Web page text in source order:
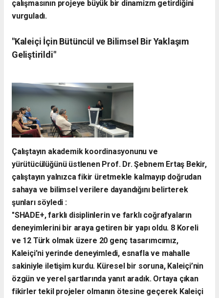
çalışmasının projeye büyük bir dinamizm getirdiğini
vurguladı.
​"Kaleiçi İçin Bütüncül ve Bilimsel Bir Yaklaşım
Geliştirildi"
​Çalıştayın akademik koordinasyonunu ve
yürütücülüğünü üstlenen Prof. Dr. Şebnem Ertaş Bekir,
çalıştayın yalnızca fikir üretmekle kalmayıp doğrudan
sahaya ve bilimsel verilere dayandığını belirterek
şunları söyledi :
​"SHADE+, farklı disiplinlerin ve farklı coğrafyaların
deneyimlerini bir araya getiren bir yapı oldu. 8 Koreli
ve 12 Türk olmak üzere 20 genç tasarımcımız,
Kaleiçi’ni yerinde deneyimledi, esnafla ve mahalle
sakiniyle iletişim kurdu. Küresel bir soruna, Kaleiçi’nin
özgün ve yerel şartlarında yanıt aradık. Ortaya çıkan
fikirler tekil projeler olmanın ötesine geçerek Kaleiçi